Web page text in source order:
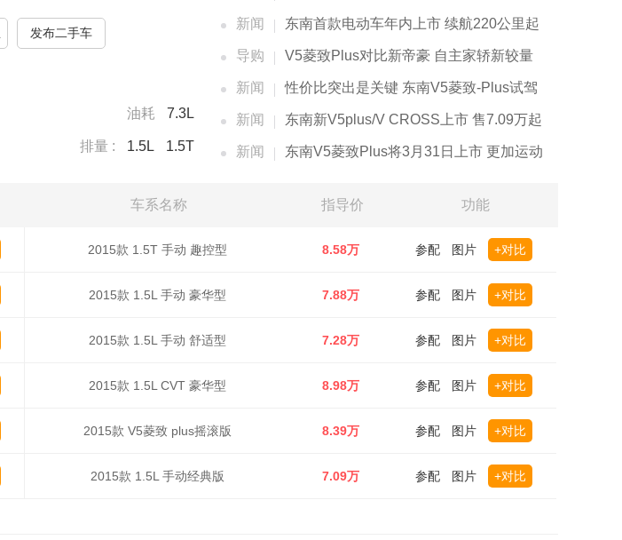
发布二手车
油耗 7.3L
排量 : 1.5L 1.5T
新闻 东南首款电动车年内上市 续航220公里起
导购 V5菱致Plus对比新帝豪 自主家轿新较量
新闻 性价比突出是关键 东南V5菱致-Plus试驾
新闻 东南新V5plus/V CROSS上市 售7.09万起
新闻 东南V5菱致Plus将3月31日上市 更加运动
车系名称 指导价 功能
2015款 1.5T 手动 趣控型 8.58万 参配 图片 +对比
2015款 1.5L 手动 豪华型 7.88万 参配 图片 +对比
2015款 1.5L 手动 舒适型 7.28万 参配 图片 +对比
2015款 1.5L CVT 豪华型 8.98万 参配 图片 +对比
2015款 V5菱致 plus摇滚版 8.39万 参配 图片 +对比
2015款 1.5L 手动经典版 7.09万 参配 图片 +对比